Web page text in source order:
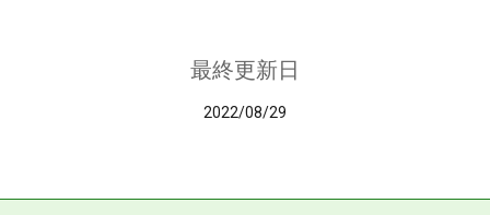
最終更新日
2022/08/29